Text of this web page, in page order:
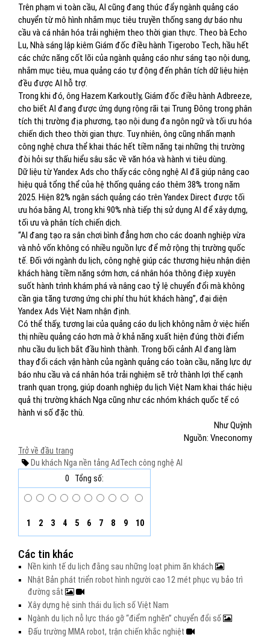
Trên phạm vi toàn cầu, AI cũng đang thúc đẩy ngành quảng cáo
chuyển từ mô hình nhắm mục tiêu truyền thống sang dự báo nhu
cầu và cá nhân hóa trải nghiệm theo thời gian thực. Theo bà Echo
Lu, Nhà sáng lập kiêm Giám đốc điều hành Tigerobo Tech, hầu hết
các chức năng cốt lõi của ngành quảng cáo như sáng tạo nội dung,
nhắm mục tiêu, mua quảng cáo tự động đến phân tích dữ liệu hiện
đều được AI hỗ trợ.
Trong khi đó, ông Hazem Karkoutly, Giám đốc điều hành Adbreeze,
cho biết AI đang được ứng dụng rộng rãi tại Trung Đông trong phân
tích thị trường địa phương, tạo nội dung đa ngôn ngữ và tối ưu hóa
chiến dịch theo thời gian thực. Tuy nhiên, ông cũng nhấn mạnh
công nghệ chưa thể khai thác hết tiềm năng tại những thị trường
đòi hỏi sự thấu hiểu sâu sắc về văn hóa và hành vi tiêu dùng.
Dữ liệu từ Yandex Ads cho thấy các công nghệ AI đã giúp nâng cao
hiệu quả tổng thể của hệ thống quảng cáo thêm 38% trong năm
2025. Hiện 82% ngân sách quảng cáo trên Yandex Direct được tối
ưu hóa bằng AI, trong khi 90% nhà tiếp thị sử dụng AI để xây dựng,
tối ưu và phân tích chiến dịch.
“AI đang tạo ra sân chơi bình đẳng hơn cho các doanh nghiệp vừa
và nhỏ vốn không có nhiều nguồn lực để mở rộng thị trường quốc
tế. Đối với ngành du lịch, công nghệ giúp các thương hiệu nhận diện
khách hàng tiềm năng sớm hơn, cá nhân hóa thông điệp xuyên
suốt hành trình khám phá và nâng cao tỷ lệ chuyển đổi mà không
cần gia tăng tương ứng chi phí thu hút khách hàng”, đại diện
Yandex Ads Việt Nam nhận định.
Có thể thấy, tương lai của quảng cáo du lịch không nằm ở việc hiển
thị nhiều quảng cáo hơn mà ở khả năng xuất hiện đúng thời điểm
nhu cầu du lịch bắt đầu hình thành. Trong bối cảnh AI đang làm
thay đổi cách vận hành của ngành quảng cáo toàn cầu, năng lực dự
báo nhu cầu và cá nhân hóa trải nghiệm sẽ trở thành lợi thế cạnh
tranh quan trọng, giúp doanh nghiệp du lịch Việt Nam khai thác hiệu
quả thị trường khách Nga cũng như các nhóm khách quốc tế có
hành vi số đặc thù.
Như Quỳnh
Nguồn: Vneconomy
Trở về đầu trang
Du khách Nga nền tảng AdTech công nghệ AI
0
Tổng số:
1 2 3 4 5 6 7 8 9 10
Các tin khác
Nền kinh tế du lịch đằng sau những loạt phim ăn khách
Nhật Bản phát triển robot hình người cao 12 mét phục vụ bảo trì
đường sắt
Xây dựng hệ sinh thái du lịch số Việt Nam
Ngành du lịch nỗ lực tháo gỡ “điểm nghẽn” chuyển đổi số
Đấu trường MMA robot, trận chiến khắc nghiệt